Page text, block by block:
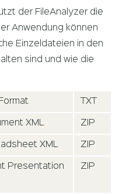
der FileAnalyzer die
Anwendung können
Einzeldateien in den
sind und wie die
TXT
XML ZIP
XML ZIP
Presentation
ZIP